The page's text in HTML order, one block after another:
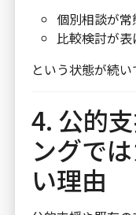
個別相談が常
比較検討が
という状態が続い
4. 公的
ングで
い理由